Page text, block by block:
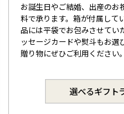
お誕生日やご結婚、出産のお
料で承ります。箱が付属して
品には平袋でお包みさせてい
ッセージカードや熨斗もお選
贈り物にぜひご利用ください。
選べるギフト